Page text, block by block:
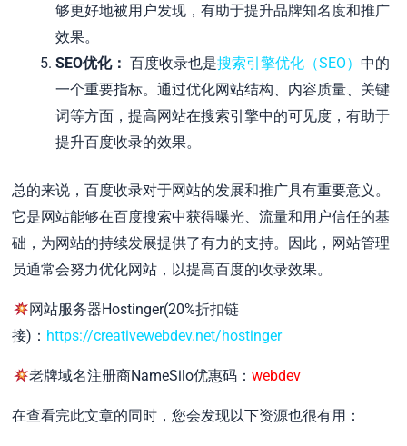
够更好地被用户发现，有助于提升品牌知名度和推广
效果。
SEO优化： 百度收录也是搜索引擎优化（SEO）中的
一个重要指标。通过优化网站结构、内容质量、关键
词等方面，提高网站在搜索引擎中的可见度，有助于
提升百度收录的效果。
总的来说，百度收录对于网站的发展和推广具有重要意义。
它是网站能够在百度搜索中获得曝光、流量和用户信任的基
础，为网站的持续发展提供了有力的支持。因此，网站管理
员通常会努力优化网站，以提高百度的收录效果。
网站服务器Hostinger(20%折扣链
接)： https://creativewebdev.net/hostinger
老牌域名注册商NameSilo优惠码： webdev
在查看完此文章的同时，您会发现以下资源也很有用：